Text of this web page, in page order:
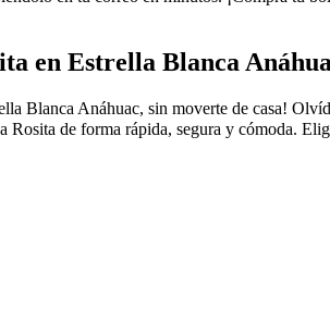
en Estrella Blanca
Blanca Anáhuac, sin moverte de casa!
de forma rápida, segura y cómoda.